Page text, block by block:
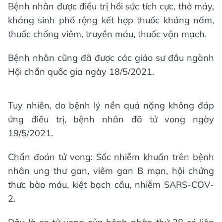
Bệnh nhân được điều trị hồi sức tích cực, thở máy,
kháng sinh phổ rộng kết hợp thuốc kháng nấm,
thuốc chống viêm, truyền máu, thuốc vận mạch.
Bệnh nhân cũng đã được các giáo sư đầu ngành
Hội chẩn quốc gia ngày 18/5/2021.
Tuy nhiên, do bệnh lý nền quá nặng không đáp
ứng điều trị, bệnh nhân đã tử vong ngày
19/5/2021.
Chẩn đoán tử vong: Sốc nhiễm khuẩn trên bệnh
nhân ung thư gan, viêm gan B mạn, hội chứng
thực bào máu, kiệt bạch cầu, nhiễm SARS-COV-
2.